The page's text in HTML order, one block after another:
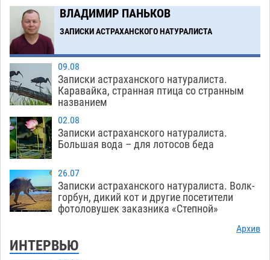
07.08 662
Загрузить еще
ВЛАДИМИР ПАНЬКОВ
ЗАПИСКИ АСТРАХАНСКОГО НАТУРАЛИСТА
09.08
Записки астраханского натуралиста.
Каравайка, странная птица со странным
названием
02.08
Записки астраханского натуралиста.
Большая вода – для лотосов беда
26.07
Записки астраханского натуралиста. Волк-
горбун, дикий кот и другие посетители
фотоловушек заказника «Степной»
Архив
ИНТЕРВЬЮ